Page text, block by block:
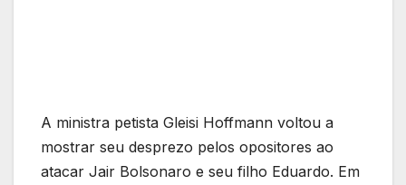
A ministra petista Gleisi Hoffmann voltou a
mostrar seu desprezo pelos opositores ao
atacar Jair Bolsonaro e seu filho Eduardo. Em